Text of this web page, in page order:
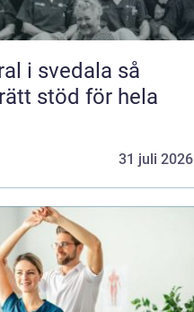
i svedala så
stöd för hela
31 juli 2026